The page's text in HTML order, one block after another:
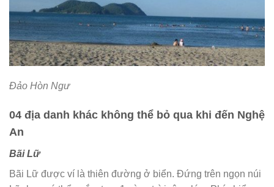
Đảo Hòn Ngư
04 địa danh khác không thể bỏ qua khi đến Nghệ
An
Bãi Lữ
Bãi Lữ được ví là thiên đường ở biển. Đứng trên ngọn núi